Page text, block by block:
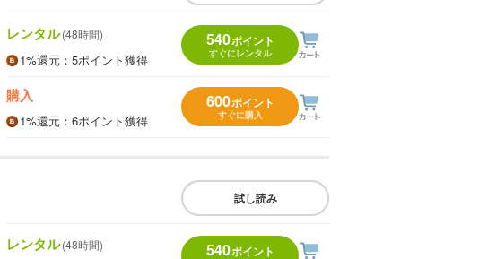
レンタル(48時間)
1%還元 ：5ポイント獲得
540ポイント
すぐにレンタル
購入
1%還元 ：6ポイント獲得
600ポイント
すぐに購入
試し読み
レンタル(48時間) 540ポイント